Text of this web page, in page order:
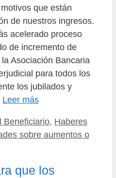
que están
de nuestros ingresos.
acelerado proceso
de incremento de
Asociación Bancaria
para todos los
los jubilados y
Leer más
Beneficiario, Haberes
sobre aumentos o
que los